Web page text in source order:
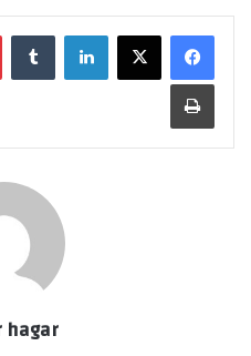
لينكدإن
طباعة